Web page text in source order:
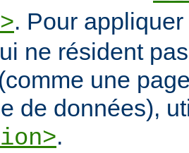
. Pour
ne résident
une
de données),
.